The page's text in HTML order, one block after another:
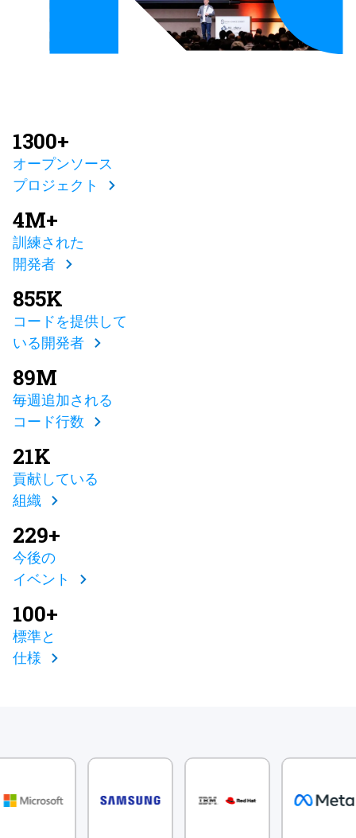
1300+
オープンソース
プロジェクト
4M+
訓練された
開発者
855K
コードを提供して
いる開発者
89M
毎週追加される
コード行数
21K
貢献している
組織
229+
今後の
イベント
100+
標準と
仕様